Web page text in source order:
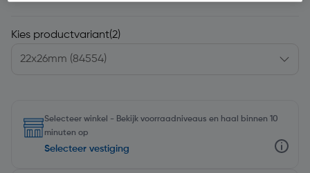
Kies productvariant(2)
Selecteer winkel - Bekijk voorraadniveaus en haal binnen 10
minuten op
Selecteer vestiging